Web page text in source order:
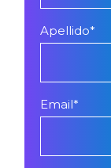
Apellido*
Email*